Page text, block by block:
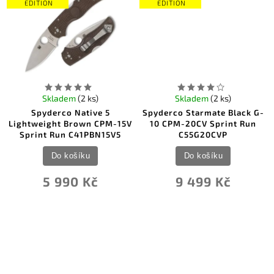
Ostatní
Ostatní
Pakistan
PMP Knives
Pro-Tech
Puma
QSP Knife
Real Steel
Reate Knives 0
Remette Knife
Remington
Rockstead Knives
Ruike
Sig Sauer
EDITION
Spyderco Native 5
Lightweight Brown CPM-15V
Sprint Run C41PBN15V5
Skladem(2 ks)
5 990 Kč
Do košíku
EDITION
Spyderco Starmate Black G-
10 CPM-20CV Sprint Run
C55G20CVP
Skladem(2 ks)
9 499 Kč
Do košíku